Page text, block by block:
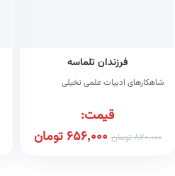
فرزندان تلماسه
شاهکارهای ادبیات علمی تخیلی
قیمت:
820,000تومان 656,000 تومان